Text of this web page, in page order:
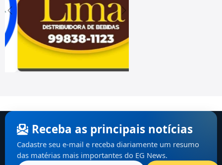
Receba as principais notícias
Cadastre seu e-mail e receba diariamente um resumo
das matérias mais importantes do EG News.